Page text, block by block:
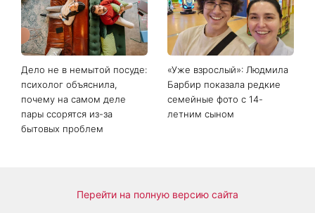
Дело не в немытой посуде:
психолог объяснила,
почему на самом деле
пары ссорятся из-за
бытовых проблем
«Уже взрослый»: Людмила
Барбир показала редкие
семейные фото с 14-
летним сыном
Перейти на полную версию сайта